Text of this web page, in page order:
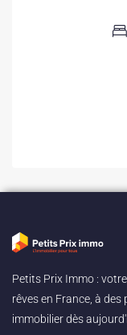
Petits Prix Immo :
rêves en France, à
immobilier dès